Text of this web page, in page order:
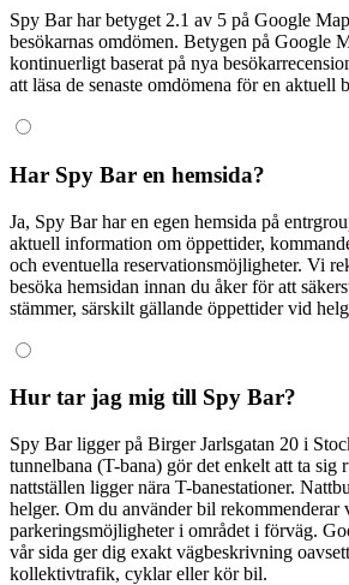
Spy Bar har betyget 2.1 av 5 på Google
besökarnas omdömen. Betygen på Google
kontinuerligt baserat på nya
att läsa de senaste omdömena för en aktuell
Har Spy Bar en hemsida?
Ja, Spy Bar har en egen hemsida på
aktuell information om öppettider,
och eventuella reservationsmöjligheter. Vi
besöka hemsidan innan du åker för att
stämmer, särskilt gällande öppettider vid
Hur tar jag mig till Spy Bar?
Spy Bar ligger på Birger Jarlsgatan 20 i
tunnelbana (T-bana) gör det enkelt att ta sig
nattställen ligger nära T-banestationer.
helger. Om du använder bil rekommenderar
parkeringsmöjligheter i området i förväg.
vår sida ger dig exakt vägbeskrivning
kollektivtrafik, cyklar eller kör bil.